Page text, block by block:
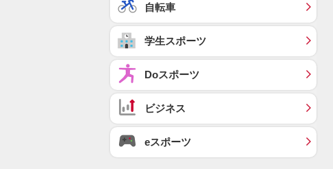
自転車
学生スポーツ
Doスポーツ
ビジネス
eスポーツ